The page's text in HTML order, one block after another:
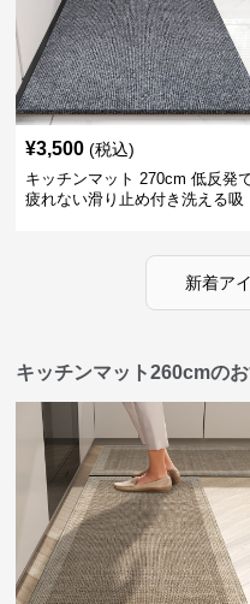
¥3,500 (税込)
キッチンマット 270cm 低反発
疲れない滑り止め付き洗える吸
新着ア
キッチンマット260cmの